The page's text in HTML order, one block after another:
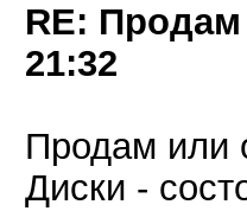
RE:
21:32
Продам или
Диски -